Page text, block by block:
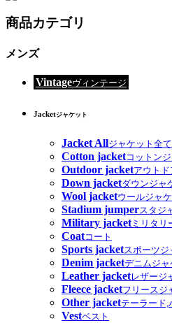
商品カテゴリ
メンズ
Vintageヴィンテージ
Jacketジャケット
Jacket Allジャケット全て
Cotton jacketコットン
Outdoor jacketアウトド
Down jacketダウンジャ
Wool jacketウールジャ
Stadium jumperスタジ
Military jacketミリタリ
Coatコート
Sports jacketスポーツジ
Denim jacketデニムジャ
Leather jacketレザージ
Fleece jacketフリースジ
Other jacketテーラード,
Vestベスト